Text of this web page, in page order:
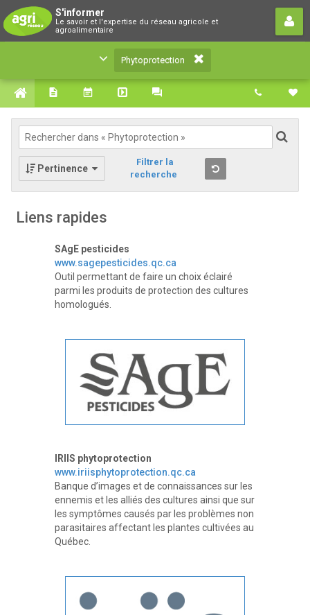
S'informer
Le savoir et l'expertise du réseau agricole et
agroalimentaire
Phytoprotection
Le savoir et l'expertise du réseau agricole et
agroalimentaire
Phytoprotection
Pertinence
Filtrer la
recherche
Liens rapides
SAgE pesticides
www.sagepesticides.qc.ca
Outil permettant de faire un choix éclairé
parmi les produits de protection des cultures
homologués.
IRIIS phytoprotection
www.iriisphytoprotection.qc.ca
Banque d’images et de connaissances sur les
ennemis et les alliés des cultures ainsi que sur
les symptômes causés par les problèmes non
parasitaires affectant les plantes cultivées au
Québec.